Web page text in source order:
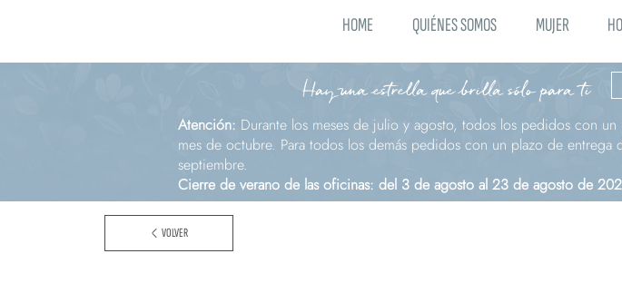
HOME QUIÉNES SOMOS MUJER
Hay una estrella que brilla sólo para ti
Atención: Durante los meses de julio y agosto, todos los pedidos con
mes de octubre. Para todos los demás pedidos con un plazo de
septiembre.
Cierre de verano de las oficinas: del 3 de agosto al 23 de agosto de
VOLVER